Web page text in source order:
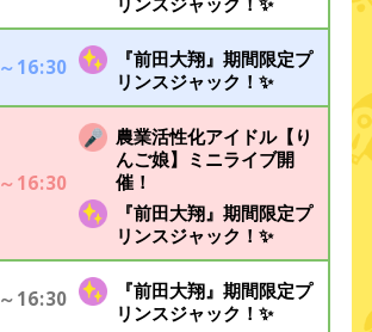
リンスジャック！✨
16:30
『前田大翔』期間限定プ
リンスジャック！✨
16:30
農業活性化アイドル【り
んご娘】ミニライブ開
催！
『前田大翔』期間限定プ
リンスジャック！✨
16:30
『前田大翔』期間限定プ
リンスジャック！✨